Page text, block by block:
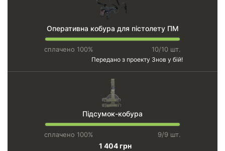
Оперативна кобура для пістолету ПМ
сплачено 100%
10/10 шт.
Передано з проекту Знов у бій!
Підсумок-кобура
сплачено 100% 9/9 шт.
1 404 грн